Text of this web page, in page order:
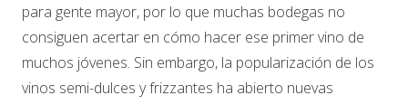
para gente mayor, por lo que muchas bodegas no
consiguen acertar en cómo hacer ese primer vino de
muchos jóvenes. Sin embargo, la popularización de los
vinos semi-dulces y frizzantes ha abierto nuevas